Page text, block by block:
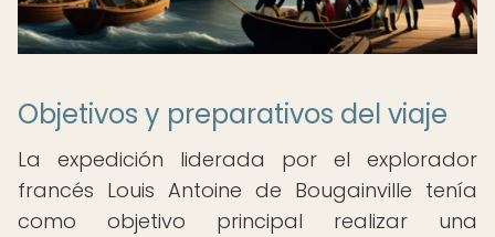
Objetivos y preparativos del viaje
La expedición liderada por el explorador
francés Louis Antoine de Bougainville tenía
como objetivo principal realizar una